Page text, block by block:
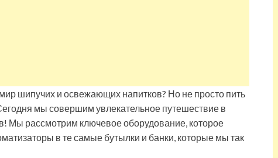
шипучих и освежающих напитков? Но не просто пить
мы совершим увлекательное путешествие в
Мы рассмотрим ключевое оборудование, которое
в те самые бутылки и банки, которые мы так